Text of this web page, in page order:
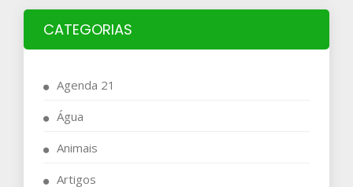
CATEGORIAS
Agenda 21
Água
Animais
Artigos